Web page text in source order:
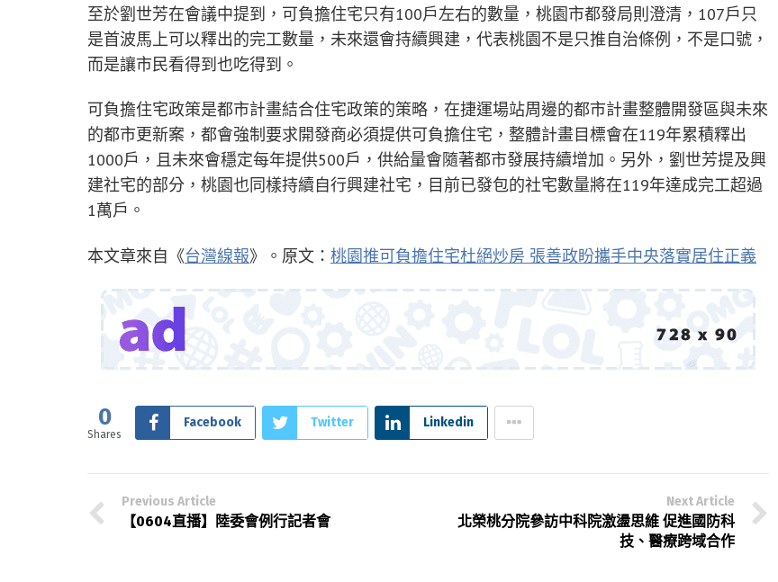
至於劉世芳在會議中提到，可負擔住宅只有100戶左右的數量，桃園市都發局則澄清，107戶只
是首波馬上可以釋出的完工數量，未來還會持續興建，代表桃園不是只推自治條例，不是口號，
而是讓市民看得到也吃得到。
可負擔住宅政策是都市計畫結合住宅政策的策略，在捷運場站周邊的都市計畫整體開發區與未來
的都市更新案，都會強制要求開發商必須提供可負擔住宅，整體計畫目標會在119年累積釋出
1000戶，且未來會穩定每年提供500戶，供給量會隨著都市發展持續增加。另外，劉世芳提及興
建社宅的部分，桃園也同樣持續自行興建社宅，目前已發包的社宅數量將在119年達成完工超過
1萬戶。
本文章來自《台灣線報》。原文： 桃園推可負擔住宅杜絕炒房 張善政盼攜手中央落實居住正義
0
Shares
Facebook Twitter Linkedin
Previous Article
【0604直播】陸委會例行記者會
Next Article
北榮桃分院參訪中科院激盪思維 促進國防科
技、醫療跨域合作